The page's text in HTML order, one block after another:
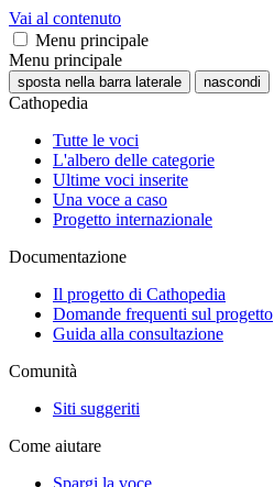
Vai al contenuto
Menu principale
Menu principale
sposta nella barra laterale nascondi
Cathopedia
Tutte le voci
L'albero delle categorie
Ultime voci inserite
Una voce a caso
Progetto internazionale
Documentazione
Il progetto di Cathopedia
Domande frequenti sul progetto
Guida alla consultazione
Comunità
Siti suggeriti
Come aiutare
Spargi la voce